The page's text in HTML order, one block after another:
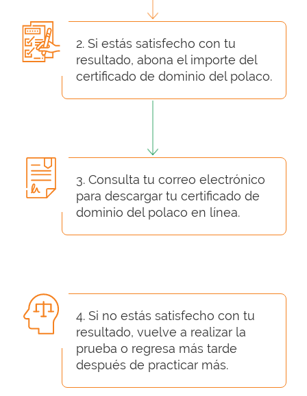
2. Si estás satisfecho con tu
resultado, abona el importe del
certificado de dominio del polaco.
3. Consulta tu correo electrónico
para descargar tu certificado de
dominio del polaco en línea.
4. Si no estás satisfecho con tu
resultado, vuelve a realizar la
prueba o regresa más tarde
después de practicar más.